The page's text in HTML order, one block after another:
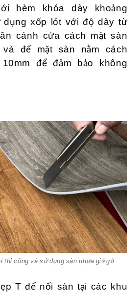
hèm khóa dày khoảng
dụng xốp lót với độ dày từ
cánh cửa cách mặt sàn
và để mặt sàn nằm cách
để đảm bảo không
thi công và sử dụng sàn nhựa giả gỗ
T để nối sàn tại các khu